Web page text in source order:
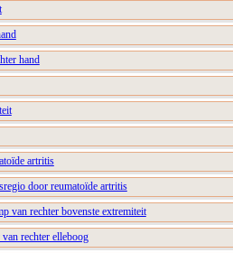
hand
artritis
door reumatoïde artritis
van rechter bovenste extremiteit
rechter elleboog